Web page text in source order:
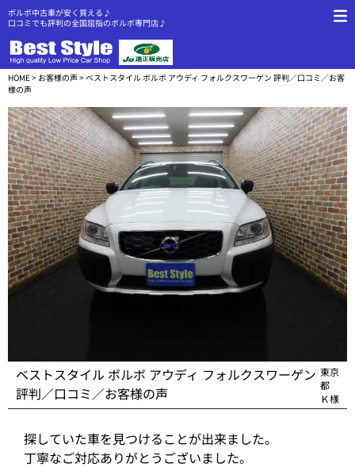
ボルボ中古車が安く買える♪
口コミでも評判の全国屈指のボルボ専門店♪
HOME> お客様の声> ベストスタイル ボルボ アウディ フォルクスワーゲン 評判／口コミ／お客
様の声
ベストスタイル ボルボ アウディ フォルクスワーゲン
評判／口コミ／お客様の声
東京
都
Ｋ様
探していた車を見つけることが出来ました。
丁寧なご対応ありがとうございました。